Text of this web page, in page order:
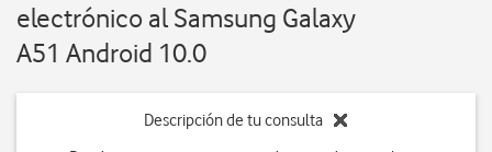
electrónico al Samsung Galaxy
A51 Android 10.0
Descripción de tu consulta